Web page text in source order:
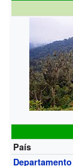
País
Departamento